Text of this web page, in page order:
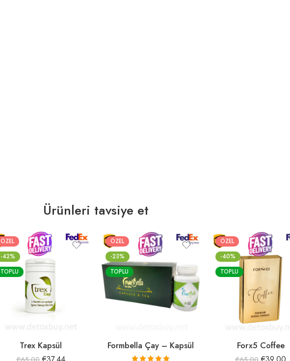
Ürünleri tavsiye et
ÖZEL
-42%
TOPLU
Trex Kapsül
ÖZEL
-23%
TOPLU
Formbella Çay – Kapsül
ÖZEL
-40%
TOPLU
Forx5 Coffee